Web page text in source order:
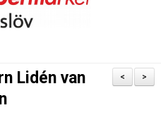
>
<
Lidén van